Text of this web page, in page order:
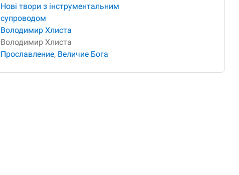
Нові твори з інструментальним
супроводом
Володимир Хлиста
Володимир Хлиста
Прославление, Величие Бога